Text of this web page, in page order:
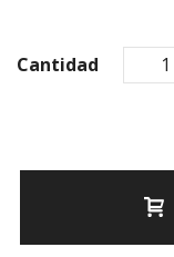
Cantidad